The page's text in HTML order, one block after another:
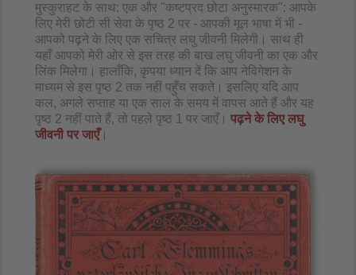
मुस्कुराहट के साथ: एक और "कष्टप्रद छोटा अनुस्मारक": आपके
लिए मेरी छोटी सी सेवा के पृष्ठ 2 पर - आपकी मूल भाषा में भी -
आपको पढ़ने के लिए एक सचित्र लघु जीवनी मिलेगी। साथ ही
यहाँ आपको मेरी ओर से इस तरह की बाख लघु जीवनी का एक और
लिंक मिलेगा। हालाँकि, कृपया ध्यान दें कि आप नेविगेशन के
माध्यम से इस पृष्ठ 2 तक नहीं पहुँच सकते। इसलिए यदि आप
कल, अगले सप्ताह या एक साल के समय में वापस आते हैं और यह
पृष्ठ 2 नहीं पाते हैं, तो पहले पृष्ठ 1 पर जाएँ। पढ़ने के लिए लघु
जीवनी पर जाएँ।